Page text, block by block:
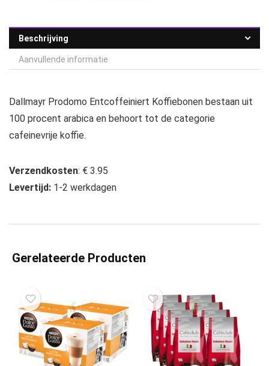
Beschrijving
Aanvullende informatie
Dallmayr Prodomo Entcoffeiniert Koffiebonen bestaan uit
100 procent arabica en behoort tot de categorie
cafeinevrije koffie.
Verzendkosten: € 3.95
Levertijd: 1-2 werkdagen
Gerelateerde Producten